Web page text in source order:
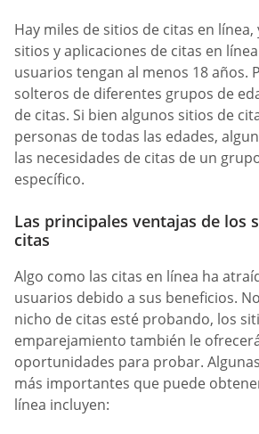
Hay miles de sitios de citas en
sitios y aplicaciones de citas en
usuarios tengan al menos 18 años.
solteros de diferentes grupos de
de citas. Si bien algunos sitios de
personas de todas las edades,
las necesidades de citas de un
específico.
Las principales ventajas de los
citas
Algo como las citas en línea ha
usuarios debido a sus beneficios.
nicho de citas esté probando, los
emparejamiento también le
oportunidades para probar.
más importantes que puede
línea incluyen: